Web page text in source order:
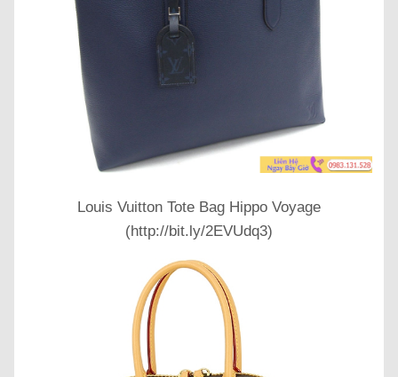
Louis Vuitton Tote Bag Hippo Voyage
(http://bit.ly/2EVUdq3)